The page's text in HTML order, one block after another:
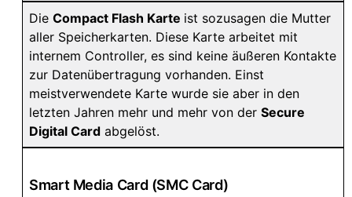
Die Compact Flash Karte ist sozusagen die Mutter
aller Speicherkarten. Diese Karte arbeitet mit
internem Controller, es sind keine äußeren Kontakte
zur Datenübertragung vorhanden. Einst
meistverwendete Karte wurde sie aber in den
letzten Jahren mehr und mehr von der Secure
Digital Card abgelöst.
Smart Media Card (SMC Card)